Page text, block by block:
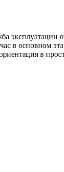
эксплуатации
в основном
в